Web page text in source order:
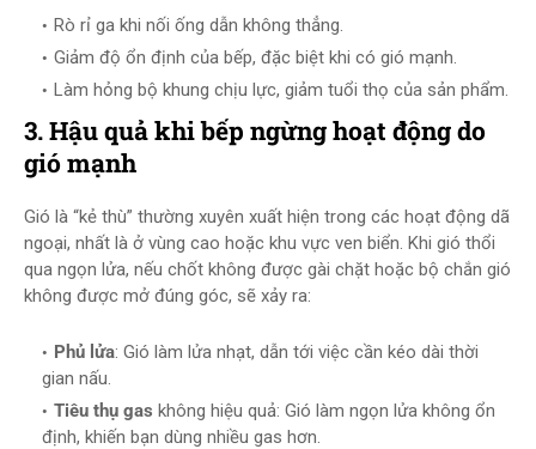
Rò rỉ ga khi nối ống dẫn không thẳng.
Giảm độ ổn định của bếp, đặc biệt khi có gió mạnh.
Làm hỏng bộ khung chịu lực, giảm tuổi thọ của sản phẩm.
3. Hậu quả khi bếp ngừng hoạt động do
gió mạnh
Gió là “kẻ thù” thường xuyên xuất hiện trong các hoạt động dã
ngoại, nhất là ở vùng cao hoặc khu vực ven biển. Khi gió thổi
qua ngọn lửa, nếu chốt không được gài chặt hoặc bộ chắn gió
không được mở đúng góc, sẽ xảy ra:
Phủ lửa: Gió làm lửa nhạt, dẫn tới việc cần kéo dài thời
gian nấu.
Tiêu thụ gas không hiệu quả: Gió làm ngọn lửa không ổn
định, khiến bạn dùng nhiều gas hơn.